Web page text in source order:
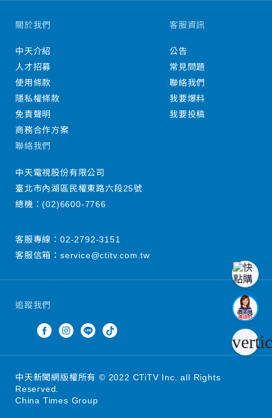
追蹤我們
關於我們
中天介紹
人才招募
使用條款
隱私權條款
免責聲明
商務合作方案
客服資訊
公告
常見問題
聯絡我們
我要爆料
我要投稿
聯絡我們
中天電視股份有限公司
臺北市內湖區民權東路六段25號
總機：(02)6600-7766
客服專線： 02-2792-3151
客服信箱： service@ctitv.com.tw
中天新聞網版權所有 © 2022 CTiTV Inc. all Rights
Reserved.
China Times Group